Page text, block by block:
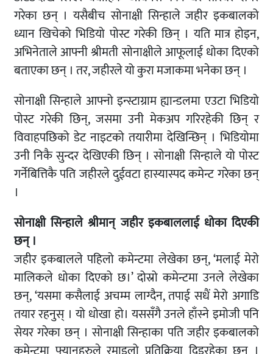
गरेका छन् । यसैबीच सोनाक्षी सिन्हाले जहीर इकबालको
ध्यान खिचेको भिडियो पोस्ट गरेकी छिन् । यति मात्र होइन,
अभिनेताले आफ्नी श्रीमती सोनाक्षीले आफूलाई धोका दिएको
बताएका छन् । तर, जहीरले यो कुरा मजाकमा भनेका छन् ।
सोनाक्षी सिन्हाले आफ्नो इन्स्टाग्राम ह्यान्डलमा एउटा भिडियो
पोस्ट गरेकी छिन्, जसमा उनी मेकअप गरिरहेकी छिन् र
विवाहपछिको डेट नाइटको तयारीमा देखिन्छिन् । भिडियोमा
उनी निकै सुन्दर देखिएकी छिन् । सोनाक्षी सिन्हाले यो पोस्ट
गर्नेबित्तिकै पति जहीरले दुईवटा हास्यास्पद कमेन्ट गरेका छन्
।
सोनाक्षी सिन्हाले श्रीमान् जहीर इकबाललाई धोका दिएकी
छन् ।
जहीर इकबालले पहिलो कमेन्टमा लेखेका छन्, ‘मलाई मेरो
मालिकले धोका दिएको छ।’ दोस्रो कमेन्टमा उनले लेखेका
छन्, ‘यसमा कसैलाई अचम्म लाग्दैन, तपाई सधैं मेरो अगाडि
तयार रहनुस् । यो धोखा हो। यससँगै उनले हाँस्ने इमोजी पनि
सेयर गरेका छन् । सोनाक्षी सिन्हाका पति जहीर इकबालको